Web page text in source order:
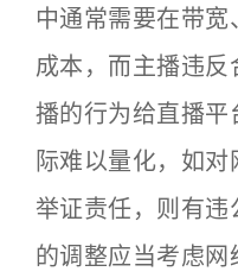
中通常需要在带
成本，而主播违
播的行为给直播平
际难以量化，如
举证责任，则有
的调整应当考虑